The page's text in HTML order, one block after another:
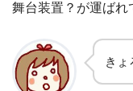
舞台装置？が運ばれ
き